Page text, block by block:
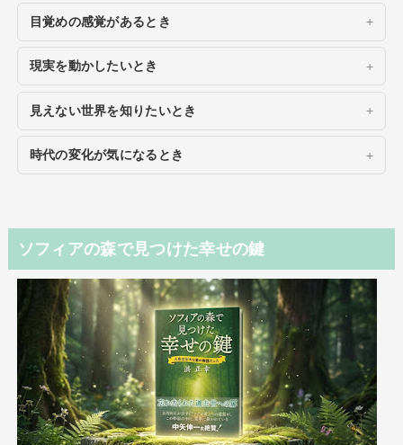
目覚めの感覚があるとき
現実を動かしたいとき
見えない世界を知りたいとき
時代の変化が気になるとき
ソフィアの森で見つけた幸せの鍵